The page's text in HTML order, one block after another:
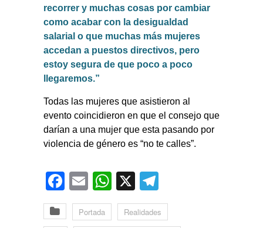
recorrer y muchas cosas por cambiar
como acabar con la desigualdad
salarial o que muchas más mujeres
accedan a puestos directivos, pero
estoy segura de que poco a poco
llegaremos.”
Todas las mujeres que asistieron al
evento coincidieron en que el consejo que
darían a una mujer que esta pasando por
violencia de género es “no te calles”.
Facebook
EmailWhatsApp
X
Portada Realidades